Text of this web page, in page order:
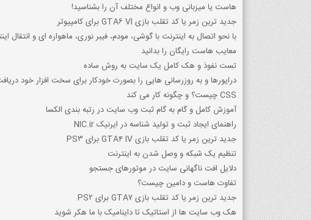
هاست یا میزبانی وب و انواع مختلف آن را بشناسید!
جدید ترین زمر یا کد تقلب بازی GTA6 VI برای کامپیوتر
با نحو اتصال به اینترنت با گوشی، مودم، فیبر نوری، ماهواره ای و انتقال
معایب هاست رایگان را بدانید
تست نفوذ و هک کامل یک سایت به روش ساده
درایورها و به روزرسانی هایی را بصورت خودکار برای سخت افزار خود
CSS چیست؟ و چگونه کار می کند
آموزش کامل و گام به گام ثبت وب سایت در رتبه بندی الکسا
راهنمای ایجاد ثبت و تولید شناسه در ایرنیک NIC.ir
جدید ترین زمر یا کد تقلب بازی GTA4 IV برای PS3
تنظیم یک شبکه و وصل شدن به اینترنت
دلایل افت ناگهانی سایت در موتورهای جستجو
تفاوت هاست و دامین چیست؟
جدید ترین زمر یا کد تقلب بازی GTA7 برای PS2
هک وب سایت ها از استاتیک تا داینامیک با ما هکر شوید